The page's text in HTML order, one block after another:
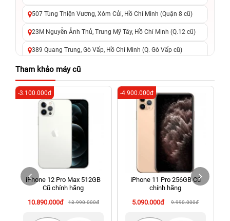
507 Tùng Thiện Vương, Xóm Củi, Hồ Chí Minh (Quận 8 cũ)
23M Nguyễn Ảnh Thủ, Trung Mỹ Tây, Hồ Chí Minh (Q.12 cũ)
389 Quang Trung, Gò Vấp, Hồ Chí Minh (Q. Gò Vấp cũ)
625 - 625A Âu Cơ, Tân Phú, Hồ Chí Minh (Quận Tân Phú cũ)
326 Lê Văn Việt, Tăng Nhơn Phú, Hồ Chí Minh (Q.9 TP. Thủ
Đức cũ)
256 Võ Văn Ngân, Thủ Đức, Hồ Chí Minh (Bình Thọ, TP. Thủ
70 Nguyễn An Ninh, Dĩ An, Hồ Chí Minh (Bình Dương Cũ)
24h Vũng Tàu: 162A Ba Cu, Vũng Tàu, Hồ Chí Minh (TP. Vũng
Tàu cũ)
198 Hoàng Văn Thụ, Tân Sơn Nhất, Hồ Chí Minh (Tân Bình
Tham khảo máy cũ
iPhone 12 Pro Max 512GB
Cũ chính hãng
10.890.000đ
13.990.000đ
-3.100.000đ
iPhone 11 Pro 256GB Cũ
chính hãng
5.090.000đ
9.990.000đ
-4.900.000đ